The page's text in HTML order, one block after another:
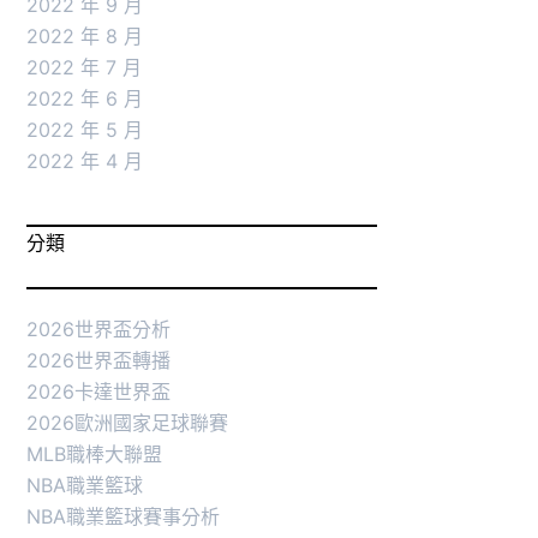
2022 年 8 月
2022 年 7 月
2022 年 6 月
2022 年 5 月
2022 年 4 月
分類
2026世界盃分析
2026世界盃轉播
2026卡達世界盃
2026歐洲國家足球聯賽
MLB職棒大聯盟
NBA職業籃球
NBA職業籃球賽事分析